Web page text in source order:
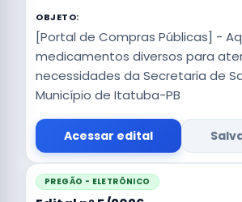
OBJETO:
[Portal de Compras Públicas] -
medicamentos diversos para
necessidades da Secretaria de
Município de Itatuba-PB
Acessar edital
PREGÃO - ELETRÔNICO